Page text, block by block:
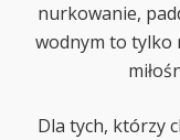
nurkowanie,
wodnym to tylko
Dla tych, którzy